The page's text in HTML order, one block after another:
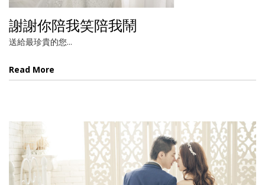
謝謝你陪我笑陪我鬧
送給最珍貴的您...
Read More